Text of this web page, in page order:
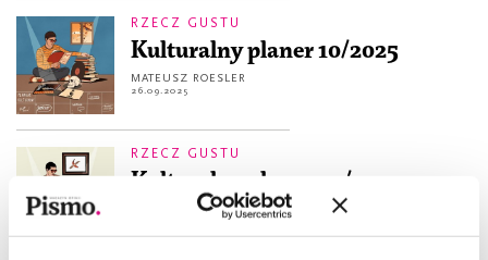
RZECZ GUSTU
Kulturalny planer 10/2025
MATEUSZ ROESLER
26.09.2025
RZECZ GUSTU
Kulturalny planer 03/2025
MATEUSZ ROESLER